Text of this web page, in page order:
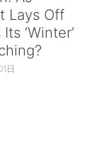
Lays Off
‘Winter’
日